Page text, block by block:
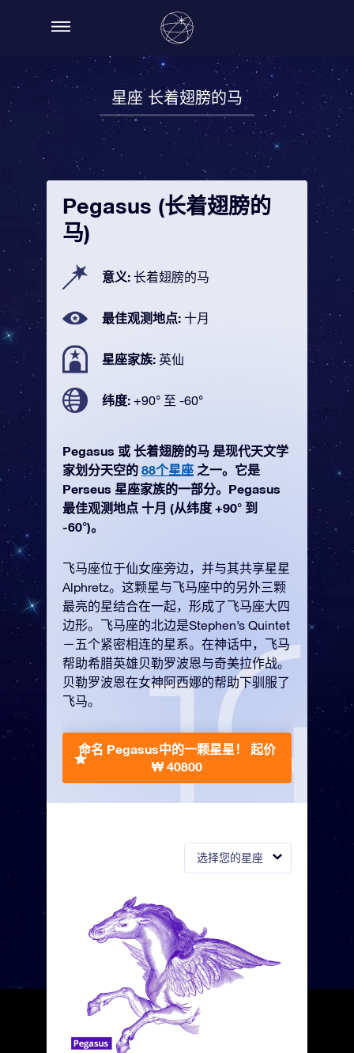
星座 长着翅膀的马
选择您的星座
Pegasus (长着翅膀的
马)
意义: 长着翅膀的马
最佳观测地点: 十月
星座家族: 英仙
纬度: +90° 至 -60°
Pegasus 或 长着翅膀的马 是现代天文学
家划分天空的 88个星座 之一。它是
Perseus 星座家族的一部分。Pegasus
最佳观测地点 十月 (从纬度 +90° 到
-60°)。
飞马座位于仙女座旁边，并与其共享星星
Alphretz。这颗星与飞马座中的另外三颗
最亮的星结合在一起，形成了飞马座大四
边形。飞马座的北边是Stephen’s Quintet
－五个紧密相连的星系。在神话中，飞马
帮助希腊英雄贝勒罗波恩与奇美拉作战。
贝勒罗波恩在女神阿西娜的帮助下驯服了
飞马。
命名 Pegasus中的一颗星星！ 起价
₩ 40800